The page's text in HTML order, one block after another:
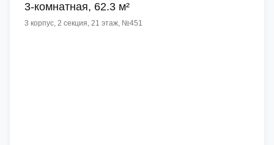
3-комнатная, 62.3 м²
3 корпус, 2 секция, 21 этаж, №451